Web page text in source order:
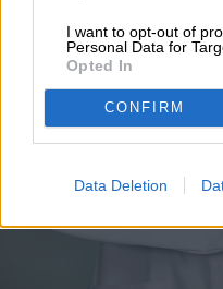
I want to opt-out of
Personal Data for
Opted In
CONFIRM
Data Deletion